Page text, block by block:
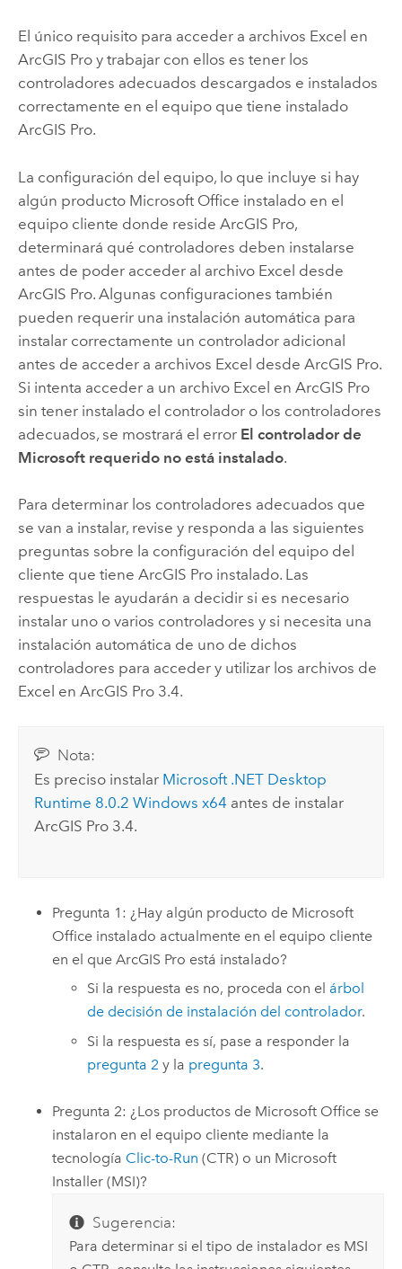
El único requisito para acceder a archivos Excel en
ArcGIS Proy trabajar con ellos es tener los
controladores adecuados descargados e instalados
correctamente en el equipo que tiene instalado
ArcGIS Pro.
La configuración del equipo, lo que incluye si hay
algún producto Microsoft Office instalado en el
equipo cliente donde reside ArcGIS Pro,
determinará qué controladores deben instalarse
antes de poder acceder al archivo Excel desde
ArcGIS Pro. Algunas configuraciones también
pueden requerir una instalación automática para
instalar correctamente un controlador adicional
antes de acceder a archivos Excel desde ArcGIS Pro.
Si intenta acceder a un archivo Excel en ArcGIS Pro
sin tener instalado el controlador o los controladores
adecuados, se mostrará el error El controlador de
Microsoft requerido no está instalado.
Para determinar los controladores adecuados que
se van a instalar, revise y responda a las siguientes
preguntas sobre la configuración del equipo del
cliente que tiene ArcGIS Proinstalado. Las
respuestas le ayudarán a decidir si es necesario
instalar uno o varios controladores y si necesita una
instalación automática de uno de dichos
controladores para acceder y utilizar los archivos de
Excel en ArcGIS Pro 3.4.
Nota:
Es preciso instalar Microsoft .NET Desktop
Runtime 8.0.2Windows x64 antes de instalar
ArcGIS Pro 3.4.
Pregunta 1: ¿Hay algún producto de Microsoft
Office instalado actualmente en el equipo cliente
en el queArcGIS Pro está instalado?
Si la respuesta es no, proceda con el árbol
de decisión de instalación del controlador.
Si la respuesta es sí, pase a responder la
pregunta 2 y la pregunta 3.
Pregunta 2: ¿Los productos de Microsoft Office se
instalaron en el equipo cliente mediante la
tecnología Clic-to-Run (CTR) o un Microsoft
Installer (MSI)?
Sugerencia:
Para determinar si el tipo de instalador es MSI